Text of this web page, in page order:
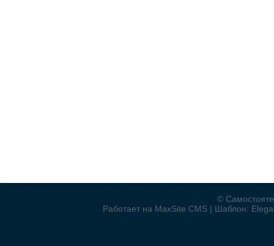
©
Работает на MaxSite CMS | Шаблон: